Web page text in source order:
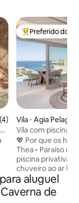
uma avaliação média
Entre os
Preferido dos
Vila ⋅ Agia Pelagia
Vila com piscina
mar, 400 para a
💖 Por que os
Thea • Paraíso da
piscina privativa
chuveiro ao ar
ao sol. •
a apenas 600 m
com águas
aluguel
de